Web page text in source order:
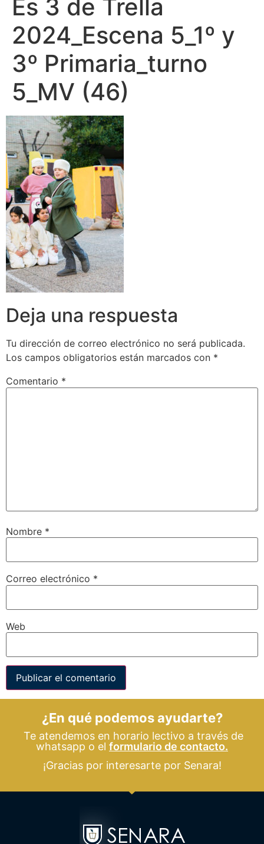
Es 3 de Trella
2024_Escena 5_1º y
3º Primaria_turno
5_MV (46)
Deja una respuesta
Tu dirección de correo electrónico no será publicada.
Los campos obligatorios están marcados con *
Comentario *
Nombre *
Correo electrónico *
Web
¿En qué podemos ayudarte?
Te atendemos en horario lectivo a través de
whatsapp o el formulario de contacto.
¡Gracias por interesarte por Senara!